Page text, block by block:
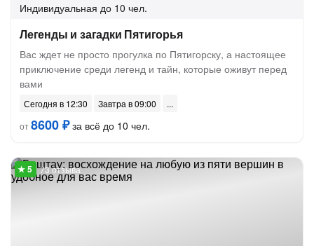
Индивидуальная до 10 чел.
Легенды и загадки Пятигорья
Вас ждет не просто прогулка по Пятигорску, а настоящее
приключение среди легенд и тайн, которые оживут перед
вами
Сегодня в 12:30
Завтра в 09:00
от8600 ₽за всё до 10 чел.
73 отзыва